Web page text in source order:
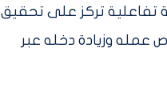
تفاعلية تركز على تحقيق
عمله وزيادة دخله عبر